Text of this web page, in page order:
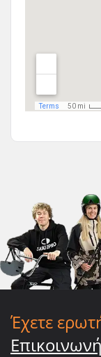
Έχετε